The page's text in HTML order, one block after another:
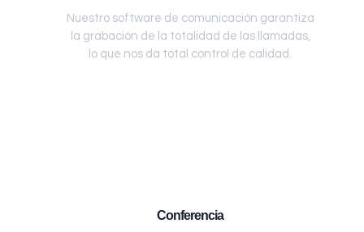
Nuestro software de comunicación garantiza
la grabación de la totalidad de las llamadas,
lo que nos da total control de calidad.
Conferencia